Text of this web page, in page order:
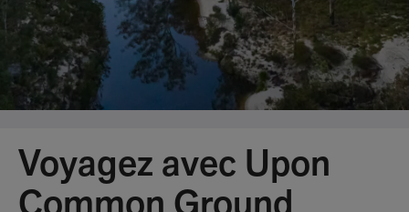
Voyagez avec Upon